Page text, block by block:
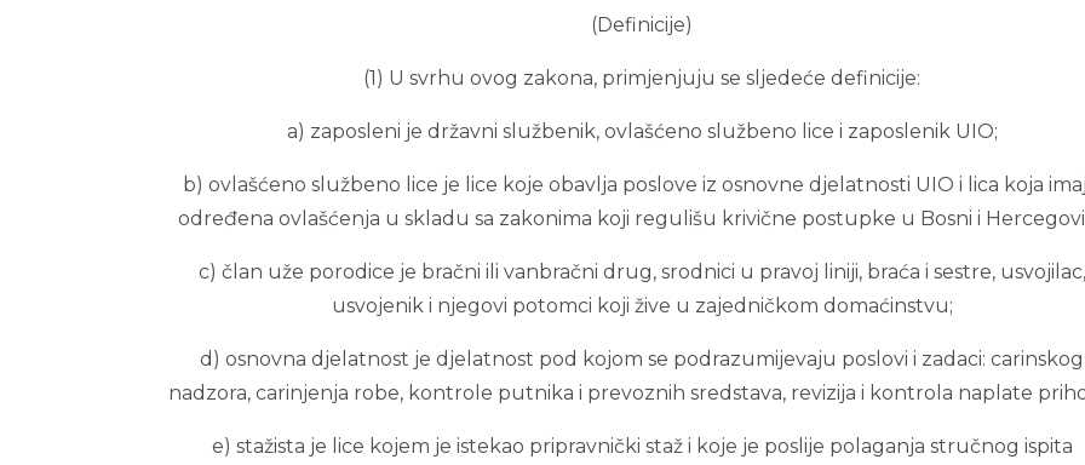
(Definicije)
(1) U svrhu ovog zakona, primjenjuju se sljedeće definicije:
a) zaposleni je državni službenik, ovlašćeno službeno lice i zaposlenik UIO;
b) ovlašćeno službeno lice je lice koje obavlja poslove iz osnovne djelatnosti UIO i lica koja
određena ovlašćenja u skladu sa zakonima koji regulišu krivične postupke u Bosni i
c) član uže porodice je bračni ili vanbračni drug, srodnici u pravoj liniji, braća i sestre, usvojilac,
usvojenik i njegovi potomci koji žive u zajedničkom domaćinstvu;
d) osnovna djelatnost je djelatnost pod kojom se podrazumijevaju poslovi i zadaci: carinskog
nadzora, carinjenja robe, kontrole putnika i prevoznih sredstava, revizija i kontrola naplate
e) stažista je lice kojem je istekao pripravnički staž i koje je poslije polaganja stručnog ispita